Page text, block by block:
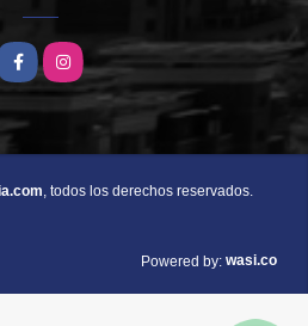
Instagram
, todos los derechos reservados.
Powered by: wasi.co